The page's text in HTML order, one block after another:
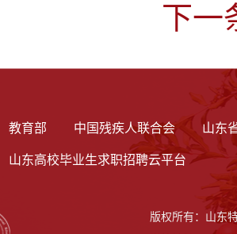
下一
教育部 中国残疾人联合会 山东
山东高校毕业生求职招聘云平台
版权所有：山